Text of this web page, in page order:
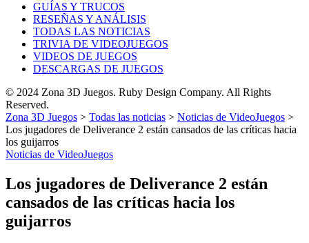
GUÍAS Y TRUCOS
RESEÑAS Y ANÁLISIS
TODAS LAS NOTICIAS
TRIVIA DE VIDEOJUEGOS
VIDEOS DE JUEGOS
DESCARGAS DE JUEGOS
© 2024 Zona 3D Juegos. Ruby Design Company. All Rights
Reserved.
Zona 3D Juegos > Todas las noticias > Noticias de VideoJuegos >
Los jugadores de Deliverance 2 están cansados de las críticas hacia
los guijarros
Noticias de VideoJuegos
Los jugadores de Deliverance 2 están
cansados de las críticas hacia los
guijarros